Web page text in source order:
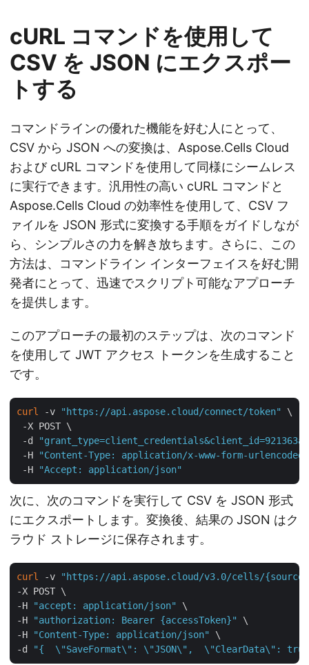
cURL コマンドを使用して
CSV を JSON にエクスポー
トする
コマンドラインの優れた機能を好む人にとって、
CSV から JSON への変換は、Aspose.Cells Cloud
および cURL コマンドを使用して同様にシームレス
に実行できます。汎用性の高い cURL コマンドと
Aspose.Cells Cloud の効率性を使用して、CSV フ
ァイルを JSON 形式に変換する手順をガイドしなが
ら、シンプルさの力を解き放ちます。さらに、この
方法は、コマンドライン インターフェイスを好む開
発者にとって、迅速でスクリプト可能なアプローチ
を提供します。
このアプローチの最初のステップは、次のコマンド
を使用して JWT アクセス トークンを生成すること
です。
curl -v "https://api.aspose.cloud/connect/token"
\
-X POST \
-d
"grant_type=client_credentials&client_id=921363a8-
-H
"Content-Type: application/x-www-form-urlencoded"
-H
"Accept: application/json"
次に、次のコマンドを実行して CSV を JSON 形式
にエクスポートします。変換後、結果の JSON はク
ラウド ストレージに保存されます。
curl -v
"https://api.aspose.cloud/v3.0/cells/
-X POST \
-H
"accept: application/json"
\
-H
"authorization: Bearer {accessToken}"
\
-H
"Content-Type: application/json"
\
-d
"{  \"SaveFormat\": \"JSON\",  \"ClearData\":